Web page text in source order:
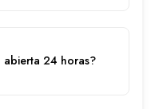
abierta 24 horas?